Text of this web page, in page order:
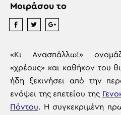
Μοιράσου το
«Κι Ανασπάλλω!»
«χρέους» και καθήκον του
ήδη ξεκινήσει από την
ενόψει της επετείου της
Πόντου. Η συγκεκριμένη